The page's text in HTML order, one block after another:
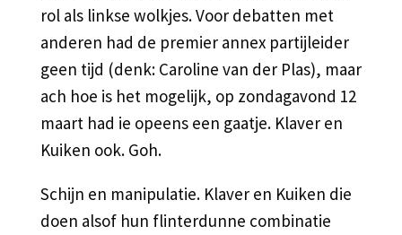
rol als linkse wolkjes. Voor debatten met
anderen had de premier annex partijleider
geen tijd (denk: Caroline van der Plas), maar
ach hoe is het mogelijk, op zondagavond 12
maart had ie opeens een gaatje. Klaver en
Kuiken ook. Goh.
Schijn en manipulatie. Klaver en Kuiken die
doen alsof hun flinterdunne combinatie